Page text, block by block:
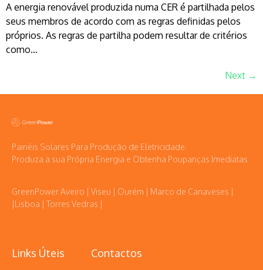
A energia renovável produzida numa CER é partilhada pelos
seus membros de acordo com as regras definidas pelos
próprios. As regras de partilha podem resultar de critérios
como…
Next →
Painéis Solares Para Produção de Eletricidade.
Produza a sua Própria Energia e Obtenha Poupanças Imediatas
GreenPower Aveiro | Viseu | Ourém | Marco de Canaveses |
|Lisboa | Torres Vedras |
Links Úteis Contactos